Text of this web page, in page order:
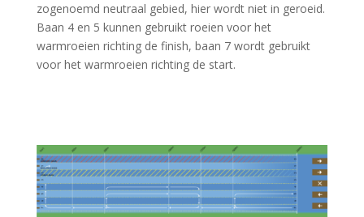
zogenoemd neutraal gebied, hier wordt niet in geroeid.
Baan 4 en 5 kunnen gebruikt roeien voor het
warmroeien richting de finish, baan 7 wordt gebruikt
voor het warmroeien richting de start.